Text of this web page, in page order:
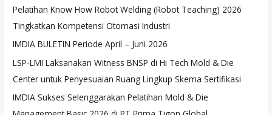
Pelatihan Know How Robot Welding (Robot Teaching) 2026
Tingkatkan Kompetensi Otomasi Industri
IMDIA BULETIN Periode April – Juni 2026
LSP-LMI Laksanakan Witness BNSP di Hi Tech Mold & Die
Center untuk Penyesuaian Ruang Lingkup Skema Sertifikasi
IMDIA Sukses Selenggarakan Pelatihan Mold & Die